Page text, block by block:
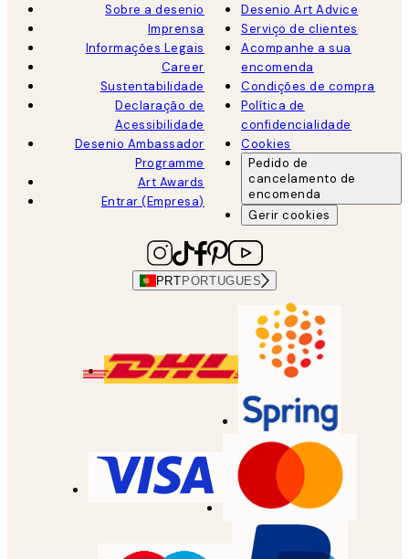
Sobre a desenio
Imprensa
Informações Legais
Career
Sustentabilidade
Declaração de
Acessibilidade
Desenio Ambassador
Programme
Art Awards
Entrar (Empresa)
Desenio Art Advice
Serviço de clientes
Acompanhe a sua
encomenda
Condições de compra
Política de
confidencialidade
Cookies
Pedido de
cancelamento de
encomenda
Gerir cookies
PRT PORTUGUES